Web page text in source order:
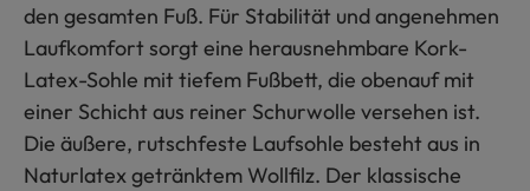
den gesamten Fuß. Für Stabilität und angenehmen
Laufkomfort sorgt eine herausnehmbare Kork-
Latex-Sohle mit tiefem Fußbett, die obenauf mit
einer Schicht aus reiner Schurwolle versehen ist.
Die äußere, rutschfeste Laufsohle besteht aus in
Naturlatex getränktem Wollfilz. Der klassische